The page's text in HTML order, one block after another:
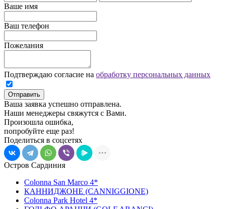
Ваше имя
Ваш телефон
Пожелания
Подтверждаю согласие на обработку персональных данных
Отправить
Ваша заявка успешно отправлена.
Наши менеджеры свяжутся с Вами.
Произошла ошибка,
попробуйте еще раз!
Поделиться в соцсетях
Остров Сардиния
Colonna San Marco 4*
КАННИДЖОНЕ (CANNIGGIONE)
Colonna Park Hotel 4*